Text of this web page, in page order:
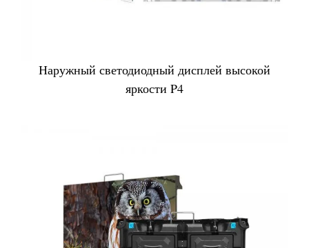
Наружный светодиодный дисплей высокой
яркости P4